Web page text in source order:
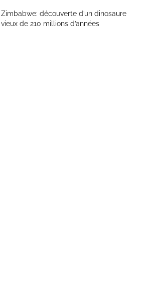
Zimbabwe: découverte d’un dinosaure
vieux de 210 millions d’années